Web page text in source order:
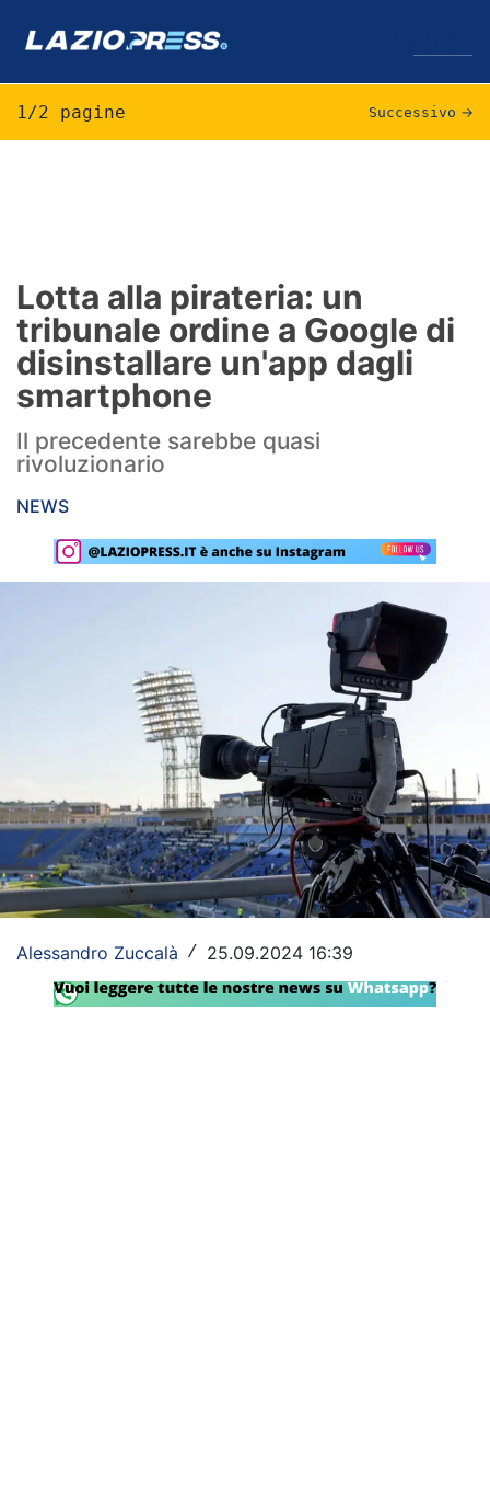
Formello
Infortuni
Primavera
Calciomercato
Lazio Women
Rassegna Lazio
Social
Champions League
Europa League
Altri Sport
Formula 1
Tennis
Vela
SHOP LAZIO
1/2 pagine Successivo →
Lotta alla pirateria: un
tribunale ordine a Google di
disinstallare un'app dagli
smartphone
Il precedente sarebbe quasi
rivoluzionario
NEWS
Alessandro Zuccalà / 25.09.2024 16:39